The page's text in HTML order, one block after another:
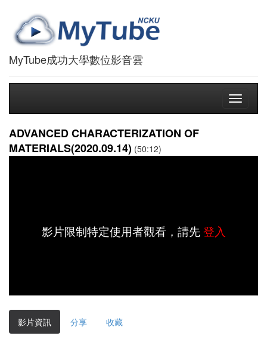
MyTube成功大學數位影音雲
Toggle
ADVANCED CHARACTERIZATION OF
MATERIALS(2020.09.14) (50:12)
影片限制特定使用者觀看，請先登入
影片資訊 分享 收藏